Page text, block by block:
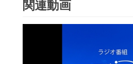
関連動画